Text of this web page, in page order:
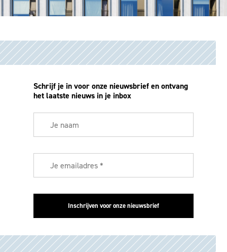
Schrijf je in voor onze nieuwsbrief en ontvang
het laatste nieuws in je inbox